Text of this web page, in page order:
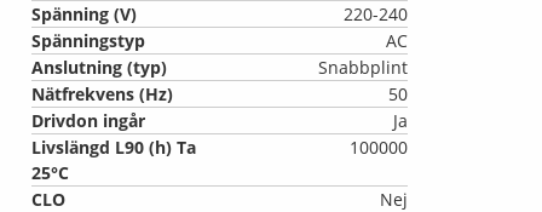
Spänning (V)
220-240
Spänningstyp
AC
Anslutning (typ)
Snabbplint
Nätfrekvens (Hz)
50
Drivdon ingår
Ja
Livslängd L90 (h) Ta
25°C
100000
CLO Nej